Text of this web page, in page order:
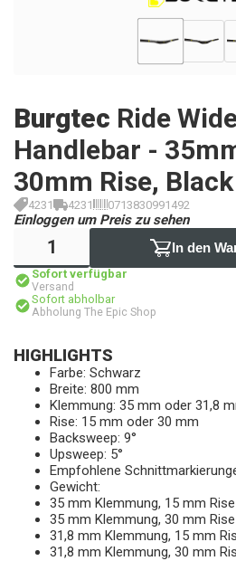
Burgtec Ride
Handlebar -
30mm Rise, Black
4231 4231 0713830991492
Einloggen um Preis zu sehen
In den
Sofort verfügbar
Versand
Sofort abholbar
Abholung The Epic Shop
HIGHLIGHTS
Farbe: Schwarz
Breite: 800 mm
Klemmung: 35 mm oder 31,8
Rise: 15 mm oder 30 mm
Backsweep: 9°
Upsweep: 5°
Empfohlene
Gewicht:
35 mm Klemmung, 15 mm
35 mm Klemmung, 30 mm
31,8 mm Klemmung, 15 mm
31,8 mm Klemmung, 30 mm